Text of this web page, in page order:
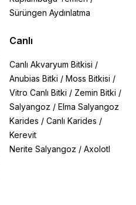
Sürüngen Aydınlatma
Canlı
Canlı Akvaryum Bitkisi /
Anubias Bitki / Moss Bitkisi /
Vitro Canlı Bitki / Zemin Bitki /
Salyangoz / Elma Salyangoz
Karides / Canlı Karides /
Kerevit
Nerite Salyangoz / Axolotl